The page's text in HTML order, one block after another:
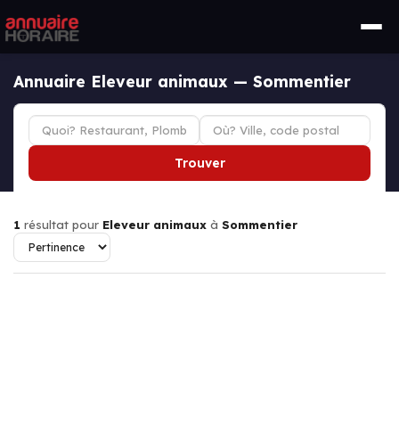
Annuaire Eleveur animaux — Sommentier
Trouver
1 résultat pour Eleveur animaux à Sommentier